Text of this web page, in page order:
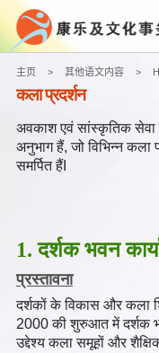
主页 其他语文内容
कला प्रदर्शन
अवकाश एवं सांस्कृतिक सेवा
अनुभाग हैं, जो विभिन्न कला
समर्पित हैंI
1. दर्शक भवन
प्रस्तावना
दर्शकों के विकास और कला
2000 की शुरुआत में दर्शक
उद्देश्य कला समूहों और